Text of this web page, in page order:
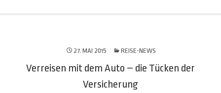
27. MAI 2015 REISE-NEWS
Verreisen mit dem Auto – die Tücken der
Versicherung